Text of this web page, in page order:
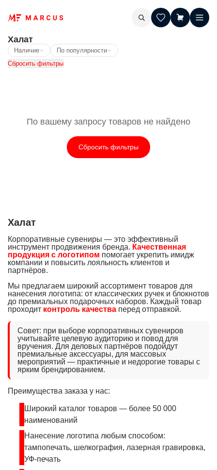
Халат
Наличие
По популярности
Сбросить фильтры
По вашему запросу товаров не найдено
Сбросить фильтры
Халат
Корпоративные сувениры — это эффективный
инструмент продвижения бренда. Качественная
продукция с логотипом помогает укрепить имидж
компании и повысить лояльность клиентов и
партнёров.
Мы предлагаем широкий ассортимент товаров для
нанесения логотипа: от классических ручек и блокнотов
до премиальных подарочных наборов. Каждый товар
проходит контроль качества перед отправкой.
Совет: при выборе корпоративных сувениров
учитывайте целевую аудиторию и повод для
вручения. Для деловых партнёров подойдут
премиальные аксессуары, для массовых
мероприятий — практичные и недорогие товары с
ярким брендированием.
Преимущества заказа у нас:
Широкий каталог товаров — более 50 000
наименований
Нанесение логотипа любым способом:
тампопечать, шелкография, лазерная гравировка,
УФ-печать